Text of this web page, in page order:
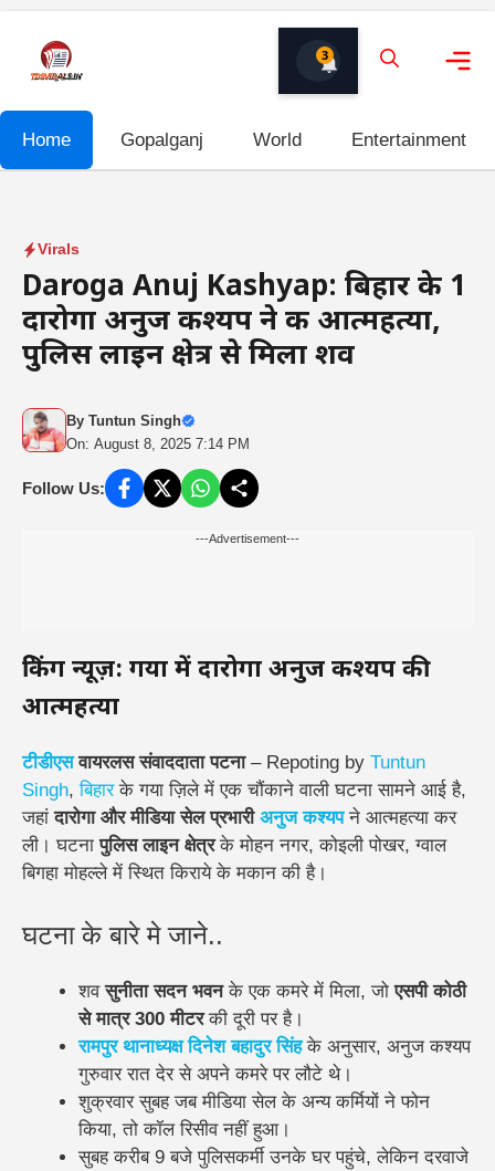
content
3
Home Gopalganj World Entertainment
Virals
Daroga Anuj Kashyap: बिहार के 1
दारोगा अनुज कश्यप ने की आत्महत्या,
पुलिस लाइन क्षेत्र से मिला शव
By Tuntun Singh
On: August 8, 2025 7:14 PM
Follow Us:
---Advertisement---
ब्रेकिंग न्यूज़: गया में दारोगा अनुज कश्यप की
आत्महत्या
टीडीएसवायरलस संवाददाता पटना– Repoting by Tuntun
Singh,बिहारके गया ज़िले में एक चौंकाने वाली घटना सामने आई है,
जहांदारोगा और मीडिया सेल प्रभारी अनुज कश्यपने आत्महत्या कर
ली। घटनापुलिस लाइन क्षेत्रके मोहन नगर, कोइली पोखर, ग्वाल
बिगहा मोहल्ले में स्थित किराये के मकान की है।
घटना के बारे मे जाने..
शवसुनीता सदन भवनके एक कमरे में मिला, जोएसपी कोठी
से मात्र 300 मीटरकी दूरी पर है।
रामपुर थानाध्यक्ष दिनेश बहादुर सिंहके अनुसार, अनुज कश्यप
गुरुवार रात देर से अपने कमरे पर लौटे थे।
शुक्रवार सुबह जब मीडिया सेल के अन्य कर्मियों ने फोन
किया, तो कॉल रिसीव नहीं हुआ।
सुबह करीब 9 बजे पुलिसकर्मी उनके घर पहुंचे, लेकिन दरवाजे